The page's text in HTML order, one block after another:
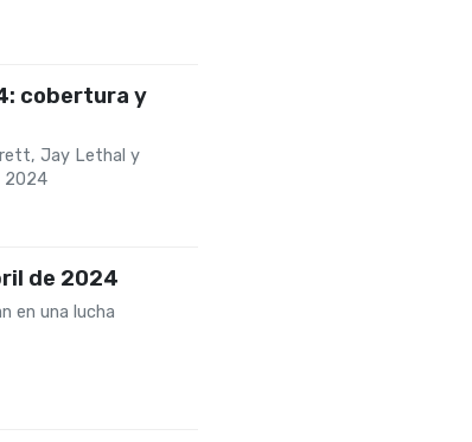
cobertura y
Jay Lethal y
2024
de 2024
en una lucha